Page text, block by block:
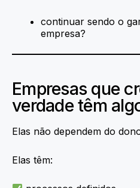
continuar sendo o
empresa?
Empresas que
verdade têm
Elas não dependem do
Elas têm: